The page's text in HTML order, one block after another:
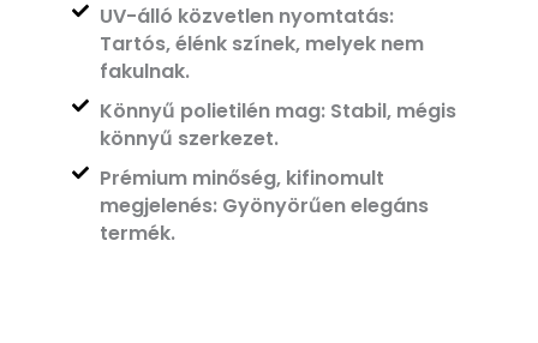
UV-álló közvetlen nyomtatás:
Tartós, élénk színek, melyek nem
fakulnak.
Könnyű polietilén mag: Stabil, mégis
könnyű szerkezet.
Prémium minőség, kifinomult
megjelenés: Gyönyörűen elegáns
termék.